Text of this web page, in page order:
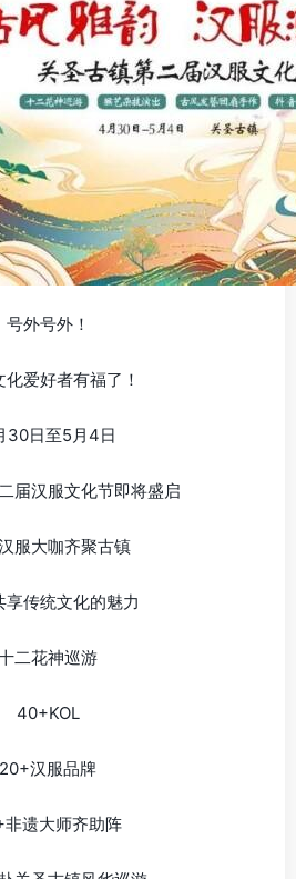
号外号外！
化爱好者有福了！
30日至5月4日
届汉服文化节即将盛启
服大咖齐聚古镇
享传统文化的魅力
二花神巡游
40+KOL
20+汉服品牌
遗大师齐助阵